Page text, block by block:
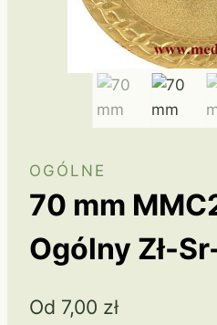
OGÓLNE
70 mm
Ogólny Zł-
Od 7,00 zł